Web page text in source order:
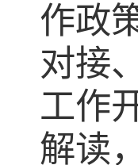
作政
对接
工作
解读